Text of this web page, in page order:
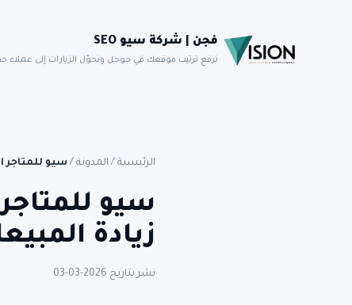
فجن | شركة سيو SEO
نرفع ترتيب موقعك في جوجل ونحوّل الزيارات إلى عملاء
الرئيسية / المدونة / سيو للمتاجر
سيو
زيادة المبيعات
نشر بتاريخ 2026-03-03